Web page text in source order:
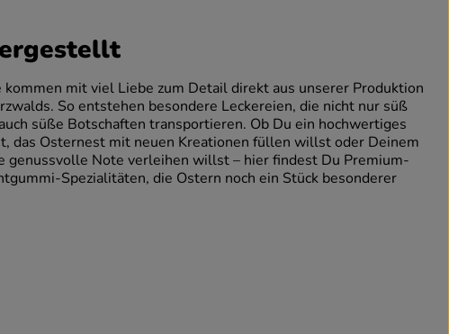
mit viel Liebe zum Detail direkt aus unserer Produktion
So entstehen besondere Leckereien, die nicht nur süß
süße Botschaften transportieren. Ob Du ein hochwertiges
das Osternest mit neuen Kreationen füllen willst oder Deinem
genussvolle Note verleihen willst – hier findest Du Premium-
Spezialitäten, die Ostern noch ein Stück besonderer